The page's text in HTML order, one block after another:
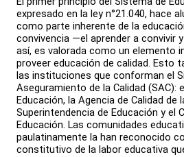
expresado en la ley n°21.040, hace
como parte inherente de la
convivencia —el aprender a convivir
así, es valorada como un elemento
proveer educación de calidad. Esto
las instituciones que conforman el
Aseguramiento de la Calidad (SAC):
Educación, la Agencia de Calidad de
Superintendencia de Educación y el
Educación. Las comunidades
paulatinamente la han reconocido
constitutivo de la labor educativa